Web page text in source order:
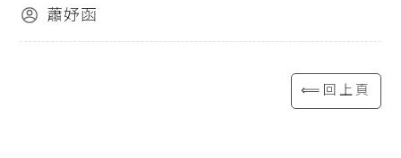
蕭妤函
⟸回上頁